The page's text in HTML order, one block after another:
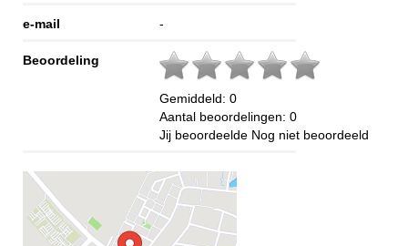
e-mail -
Beoordeling
Gemiddeld: 0
Aantal beoordelingen: 0
Jij beoordeelde Nog niet beoordeeld